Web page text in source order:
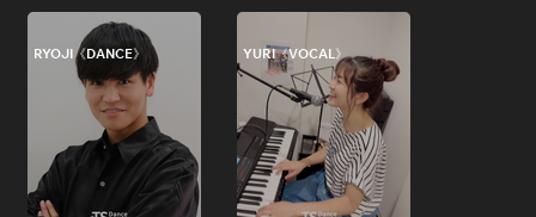
RYOJI《DANCE》 YURI《VOCAL》